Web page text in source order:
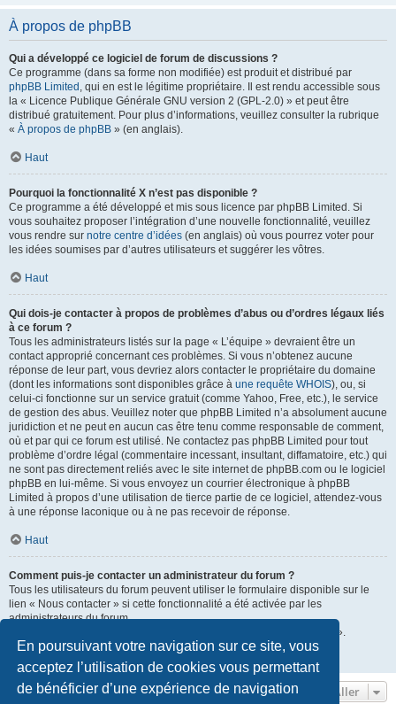
En poursuivant votre navigation sur ce site, vous
acceptez l’utilisation de cookies vous permettant
de bénéficier d’une expérience de navigation
À propos de phpBB
Qui a développé ce logiciel de forum de discussions ?
Ce programme (dans sa forme non modifiée) est produit et distribué par
phpBB Limited , qui en est le légitime propriétaire. Il est rendu accessible sous
la « Licence Publique Générale GNU version 2 (GPL-2.0) » et peut être
distribué gratuitement. Pour plus d’informations, veuillez consulter la rubrique
« À propos de phpBB » (en anglais).
Haut
Pourquoi la fonctionnalité X n’est pas disponible ?
Ce programme a été développé et mis sous licence par phpBB Limited. Si
vous souhaitez proposer l’intégration d’une nouvelle fonctionnalité, veuillez
vous rendre sur notre centre d’idées (en anglais) où vous pourrez voter pour
les idées soumises par d’autres utilisateurs et suggérer les vôtres.
Haut
Qui dois-je contacter à propos de problèmes d’abus ou d’ordres légaux liés
à ce forum ?
Tous les administrateurs listés sur la page « L’équipe » devraient être un
contact approprié concernant ces problèmes. Si vous n’obtenez aucune
réponse de leur part, vous devriez alors contacter le propriétaire du domaine
(dont les informations sont disponibles grâce à une requête WHOIS), ou, si
celui-ci fonctionne sur un service gratuit (comme Yahoo, Free, etc.), le service
de gestion des abus. Veuillez noter que phpBB Limited n’a absolument aucune
juridiction et ne peut en aucun cas être tenu comme responsable de comment,
où et par qui ce forum est utilisé. Ne contactez pas phpBB Limited pour tout
problème d’ordre légal (commentaire incessant, insultant, diffamatoire, etc.) qui
ne sont pas directement reliés avec le site internet de phpBB.com ou le logiciel
phpBB en lui-même. Si vous envoyez un courrier électronique à phpBB
Limited à propos d’une utilisation de tierce partie de ce logiciel, attendez-vous
à une réponse laconique ou à ne pas recevoir de réponse.
Haut
Comment puis-je contacter un administrateur du forum ?
Tous les utilisateurs du forum peuvent utiliser le formulaire disponible sur le
lien « Nous contacter » si cette fonctionnalité a été activée par les
administrateurs du forum.
Les membres du forum peuvent également utiliser le lien « L’équipe ».
Aller